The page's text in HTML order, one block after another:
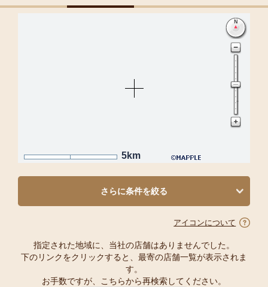
5km
さらに条件を絞る
アイコンについて
指定された地域に、当社の店舗はありませんでした。
下のリンクをクリックすると、最寄の店舗一覧が表示されま
す。
お手数ですが、こちらから再検索してください。